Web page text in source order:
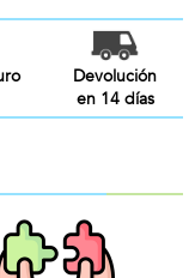
Devolución
en 14 días